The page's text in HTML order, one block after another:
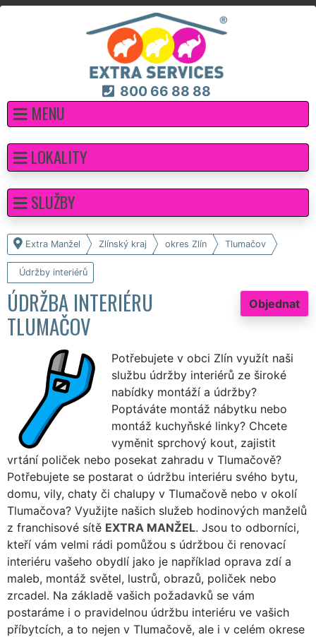
800 66 88 88
MENU
Extra Manžel Zlínský kraj okres Zlín Tlumačov
Údržby interiérů
Objednat
ÚDRŽBA INTERIÉRU
TLUMAČOV
Potřebujete v obci Zlín využít naši
službu údržby interiérů ze široké
nabídky montáží a údržby?
Poptáváte montáž nábytku nebo
montáž kuchyňské linky? Chcete
vyměnit sprchový kout, zajistit
vrtání poliček nebo posekat zahradu v Tlumačově?
Potřebujete se postarat o údržbu interiéru svého bytu,
domu, vily, chaty či chalupy v Tlumačově nebo v okolí
Tlumačova? Využijte našich služeb hodinových manželů
z franchisové sítě EXTRA MANŽEL. Jsou to odborníci,
kteří vám velmi rádi pomůžou s údržbou či renovací
interiéru vašeho obydlí jako je například oprava zdí a
maleb, montáž světel, lustrů, obrazů, poliček nebo
zrcadel. Na základě vašich požadavků se vám
postaráme i o pravidelnou údržbu interiéru ve vašich
příbytcích, a to nejen v Tlumačově, ale i v celém okrese
LOKALITY
SLUŽBY